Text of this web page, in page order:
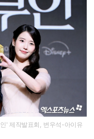
' 제작발표회, 변우석-아이유